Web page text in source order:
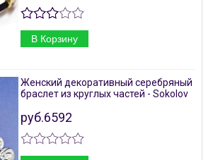
В Корзину
Женский декоративный серебряный
браслет из круглых частей - Sokolov
руб.6592